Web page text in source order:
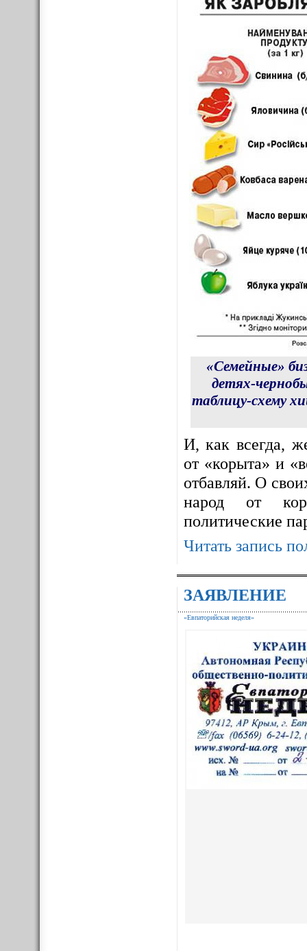
«Семейные»
детях-
таблицу-схему
И, как всегда,
от «корыта» и
отбавляй. О
народ от
политические
Читать запись
ЗАЯВЛЕНИЕ
«Евпаторийская неделя»